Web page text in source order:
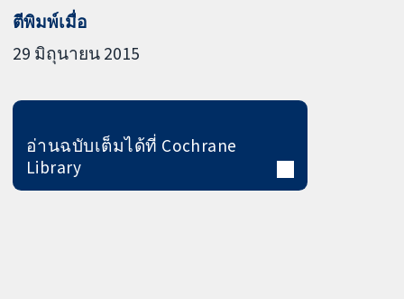
ตีพิมพ์เมื่อ
29 มิถุนายน 2015
อ่านฉบับเต็มได้ที่ Cochrane
Library